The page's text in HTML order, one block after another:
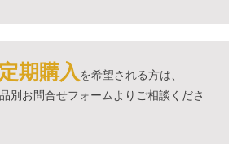
期購入 を希望される方は、
別お問合せフォームよりご相談くださ